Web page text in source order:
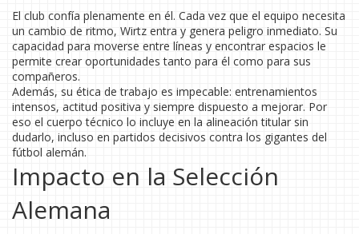
El club confía plenamente en él. Cada vez que el equipo necesita
un cambio de ritmo, Wirtz entra y genera peligro inmediato. Su
capacidad para moverse entre líneas y encontrar espacios le
permite crear oportunidades tanto para él como para sus
compañeros.
Además, su ética de trabajo es impecable: entrenamientos
intensos, actitud positiva y siempre dispuesto a mejorar. Por
eso el cuerpo técnico lo incluye en la alineación titular sin
dudarlo, incluso en partidos decisivos contra los gigantes del
fútbol alemán.
Impacto en la Selección
Alemana